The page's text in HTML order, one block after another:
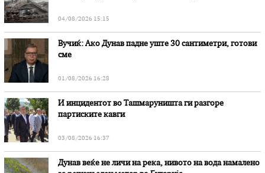
04/08/2026 15:15
Вучиќ: Ако Дунав падне уште 30 сантиметри, готови
сме
01/08/2026 16:28
И инцидентот во Ташмаруништa ги разгоре
партиските кавги
03/08/2026 16:37
Дунав веќе не личи на река, нивото на вода намалено